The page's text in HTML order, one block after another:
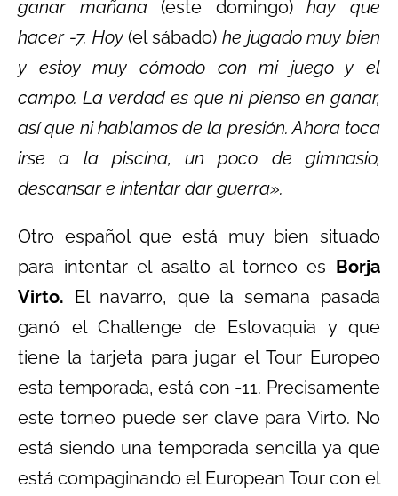
ganar mañana (este domingo)hay que
hacer -7. Hoy(el sábado) he jugado muy bien
y estoy muy cómodo con mi juego y el
campo. La verdad es que ni pienso en ganar,
así que ni hablamos de la presión. Ahora toca
irse a la piscina, un poco de gimnasio,
descansar e intentar dar guerra».
Otro español que está muy bien situado
para intentar el asalto al torneo es Borja
Virto. El navarro, que la semana pasada
ganó el Challenge de Eslovaquia y que
tiene la tarjeta para jugar el Tour Europeo
esta temporada, está con -11. Precisamente
este torneo puede ser clave para Virto. No
está siendo una temporada sencilla ya que
está compaginando el European Tour con el